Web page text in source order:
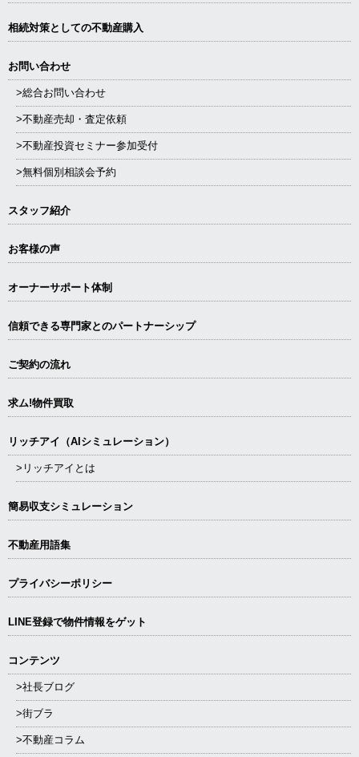
相続対策としての不動産購入
お問い合わせ
>総合お問い合わせ
>不動産売却・査定依頼
>不動産投資セミナー参加受付
>無料個別相談会予約
スタッフ紹介
お客様の声
オーナーサポート体制
信頼できる専⾨家とのパートナーシップ
ご契約の流れ
求ム!物件買取
リッチアイ（AIシミュレーション）
>リッチアイとは
簡易収支シミュレーション
不動産用語集
プライバシーポリシー
LINE登録で物件情報をゲット
コンテンツ
>社長ブログ
>街ブラ
>不動産コラム